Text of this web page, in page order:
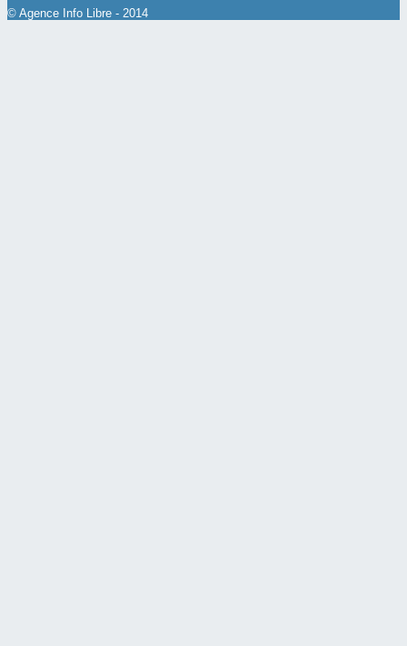
© Agence Info Libre - 2014